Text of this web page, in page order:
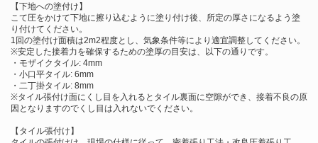
【下地への塗付け】
こて圧をかけて下地に擦り込むように塗り付け後、所定の厚さになるよう塗
り付けてください。
1回の塗付け面積は2m2程度とし、気象条件等により適宜調整してください。
※安定した接着力を確保するための塗厚の目安は、以下の通りです。
・モザイクタイル: 4mm
・小口平タイル: 6mm
・二丁掛タイル: 8mm
※タイル張付け面にくし目を入れるとタイル裏面に空隙ができ、接着不良の原
因となりますのでくし目は入れないでください。
【タイル張付け】